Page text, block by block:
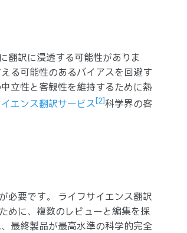
翻訳に浸透する可能性がありま
る可能性のあるバイアスを回避す
立性と客観性を維持するために熱
エンス翻訳サービス [2] 科学界の客
必要です。 ライフサイエンス翻訳
めに、複数のレビューと編集を採
最終製品が最高水準の科学的完全